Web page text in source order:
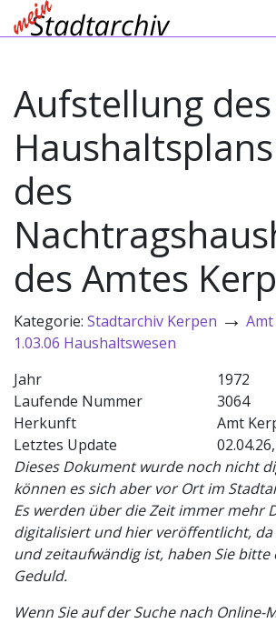
Aufstellung des
des
des Amtes
Kategorie: Stadtarchiv Kerpen →
1.03.06 Haushaltswesen
Jahr
1972
Laufende Nummer
3064
Herkunft
Amt
Letztes Update
Dieses Dokument wurde noch nicht
können es sich aber vor Ort im
Es werden über die Zeit immer mehr
digitalisiert und hier veröffentlicht, da
und zeitaufwändig ist, haben Sie bitte
Geduld.
Wenn Sie auf der Suche nach Online-